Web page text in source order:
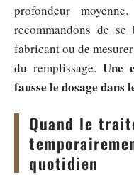
profondeur
recommandons de
fabricant ou de
du remplissage. Une
fausse le dosage dans
Quand le
quotidien